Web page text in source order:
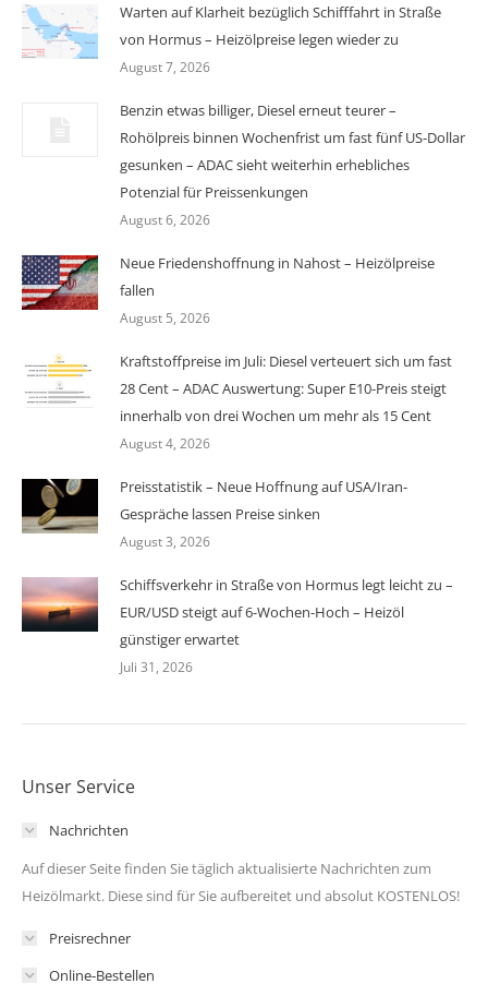
Warten auf Klarheit bezüglich Schifffahrt in Straße
von Hormus – Heizölpreise legen wieder zu
August 7, 2026
Benzin etwas billiger, Diesel erneut teurer –
Rohölpreis binnen Wochenfrist um fast fünf US-Dollar
gesunken – ADAC sieht weiterhin erhebliches
Potenzial für Preissenkungen
August 6, 2026
Neue Friedenshoffnung in Nahost – Heizölpreise
fallen
August 5, 2026
Kraftstoffpreise im Juli: Diesel verteuert sich um fast
28 Cent – ADAC Auswertung: Super E10-Preis steigt
innerhalb von drei Wochen um mehr als 15 Cent
August 4, 2026
Preisstatistik – Neue Hoffnung auf USA/Iran-
Gespräche lassen Preise sinken
August 3, 2026
Schiffsverkehr in Straße von Hormus legt leicht zu –
EUR/USD steigt auf 6-Wochen-Hoch – Heizöl
günstiger erwartet
Juli 31, 2026
Unser Service
Nachrichten
Auf dieser Seite finden Sie täglich aktualisierte Nachrichten zum
Heizölmarkt. Diese sind für Sie aufbereitet und absolut KOSTENLOS!
Preisrechner
Online-Bestellen